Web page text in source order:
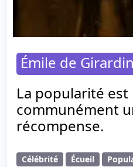
Émile de Girardin
La popularité est
communément
récompense.
Célébrité Écueil